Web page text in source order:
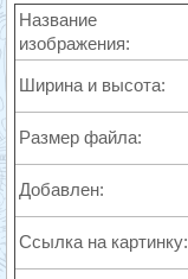
Название
изображения:
Ширина и высота:
Размер файла:
Добавлен:
Ссылка на картинку: